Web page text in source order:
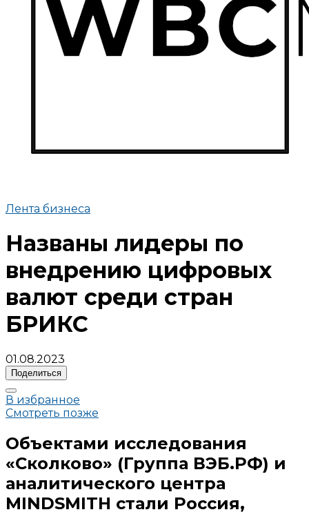
Лента бизнеса
Названы лидеры по
внедрению цифровых
валют среди стран
БРИКС
01.08.2023
Поделиться
В избранное
Смотреть позже
Объектами исследования
«Сколково» (Группа ВЭБ.РФ) и
аналитического центра
MINDSMITH стали Россия,